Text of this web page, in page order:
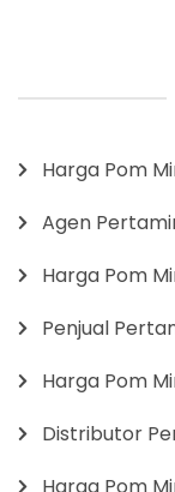
Harga Pom
Agen
Harga Pom
Penjual
Harga Pom
Distributor